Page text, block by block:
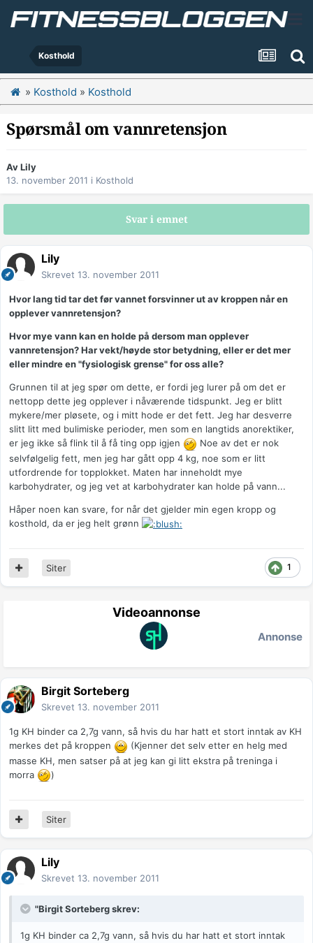
Kosthold
» Kosthold » Kosthold
Spørsmål om vannretensjon
AvLily
13. november 2011 i Kosthold
Svar i emnet
Lily
Skrevet 13. november 2011
Hvor lang tid tar det før vannet forsvinner ut av kroppen når en
opplever vannretensjon?
Hvor mye vann kan en holde på dersom man opplever
vannretensjon? Har vekt/høyde stor betydning, eller er det mer
eller mindre en "fysiologisk grense" for oss alle?
Grunnen til at jeg spør om dette, er fordi jeg lurer på om det er
nettopp dette jeg opplever i nåværende tidspunkt. Jeg er blitt
mykere/mer pløsete, og i mitt hode er det fett. Jeg har desverre
slitt litt med bulimiske perioder, men som en langtids anorektiker,
er jeg ikke så flink til å få ting opp igjen
Noe av det er nok
selvfølgelig fett, men jeg har gått opp 4 kg, noe som er litt
utfordrende for topplokket. Maten har inneholdt mye
karbohydrater, og jeg vet at karbohydrater kan holde på vann...
Håper noen kan svare, for når det gjelder min egen kropp og
kosthold, da er jeg helt grønn
1
Siter
Videoannonse
Annonse
Birgit Sorteberg
Skrevet 13. november 2011
1g KH binder ca 2,7g vann, så hvis du har hatt et stort inntak av KH
merkes det på kroppen
(Kjenner det selv etter en helg med
masse KH, men satser på at jeg kan gi litt ekstra på treninga i
morra
)
Siter
Lily
Skrevet 13. november 2011
"Birgit Sorteberg skrev:
1g KH binder ca 2,7g vann, så hvis du har hatt et stort inntak